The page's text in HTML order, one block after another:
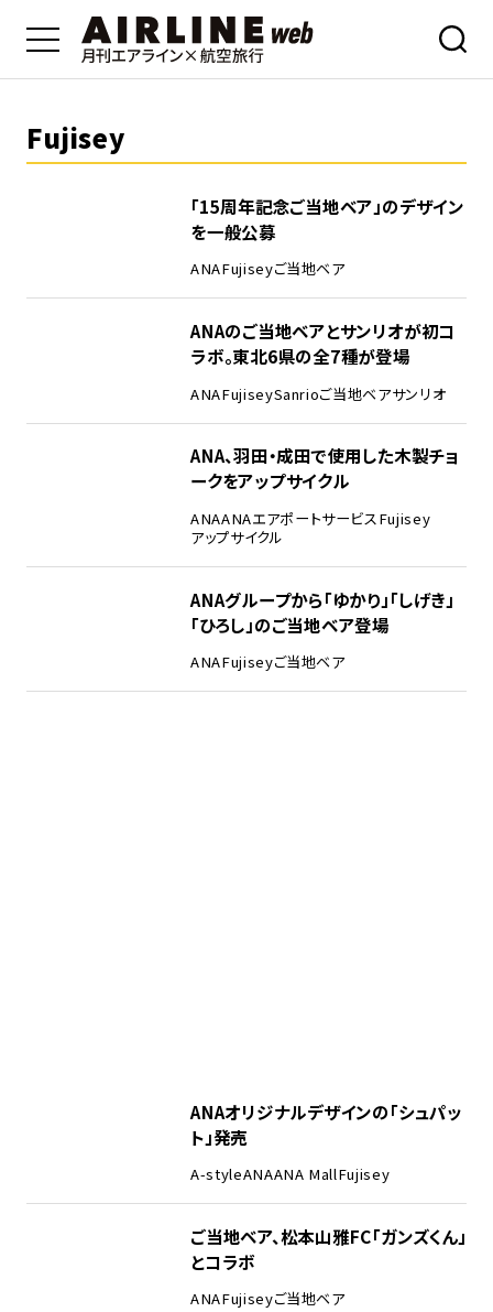
Fujisey
「15周年記念ご当地ベア」のデザイン
を一般公募
ANAFujiseyご当地ベア
ANAのご当地ベアとサンリオが初コ
ラボ。東北6県の全7種が登場
ANAFujiseySanrioご当地ベアサンリオ
ANA、羽田・成田で使用した木製チョ
ークをアップサイクル
ANAANAエアポートサービスFujisey
アップサイクル
ANAグループから「ゆかり」「しげき」
「ひろし」のご当地ベア登場
ANAFujiseyご当地ベア
ANAオリジナルデザインの「シュパッ
ト」発売
A-styleANAANA MallFujisey
ご当地ベア、松本山雅FC「ガンズくん」
とコラボ
ANAFujiseyご当地ベア